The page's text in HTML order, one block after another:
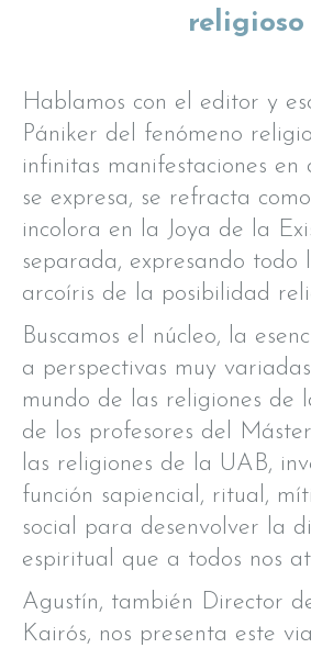
religioso
Hablamos con el editor y
Pániker del fenómeno
infinitas manifestaciones
se expresa, se refracta
incolora en la Joya de la
separada, expresando todo
arcoíris de la posibilidad
Buscamos el núcleo, la
a perspectivas muy
mundo de las religiones de
de los profesores del
las religiones de la UAB,
función sapiencial, ritual,
social para desenvolver la
espiritual que a todos nos
Agustín, también Director
Kairós, nos presenta este